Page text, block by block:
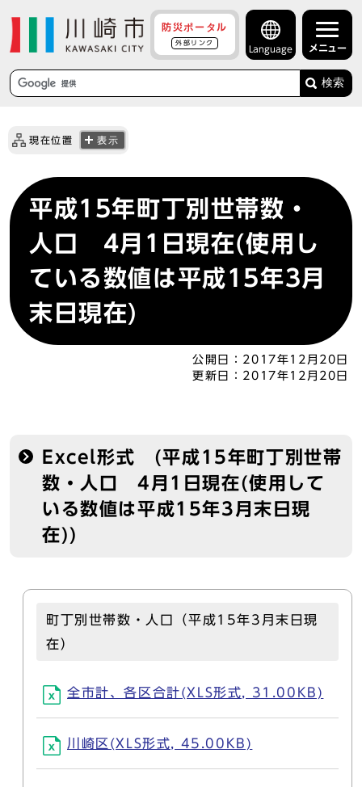
防災ポータル
外部リンク
Language メニュー
検索
現在位置 表示
平成15年町丁別世帯数・
人口 4月1日現在(使用し
ている数値は平成15年3月
末日現在)
公開日： 2017年12月20日
更新日： 2017年12月20日
Excel形式 (平成15年町丁別世帯
数・人口 4月1日現在(使用して
いる数値は平成15年3月末日現
在))
町丁別世帯数・人口（平成15年3月末日現
在）
全市計、各区合計(XLS形式, 31.00KB)
川崎区(XLS形式, 45.00KB)